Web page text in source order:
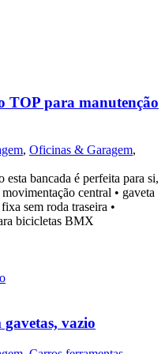
TOP para manutenção
, Oficinas & Garagem,
bancada é perfeita para si,
central • gaveta
sem roda traseira •
bicicletas BMX
vazio